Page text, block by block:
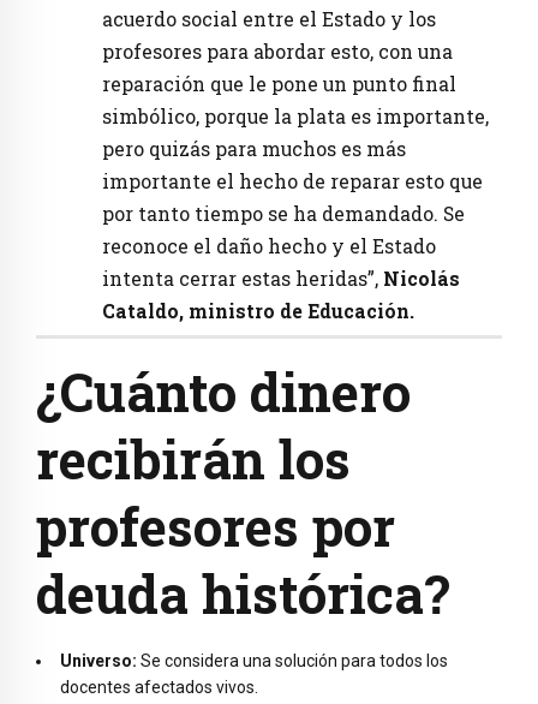
acuerdo social entre el Estado y los
profesores para abordar esto, con una
reparación que le pone un punto final
simbólico, porque la plata es importante,
pero quizás para muchos es más
importante el hecho de reparar esto que
por tanto tiempo se ha demandado. Se
reconoce el daño hecho y el Estado
intenta cerrar estas heridas”, Nicolás
Cataldo, ministro de Educación.
¿Cuánto dinero
recibirán los
profesores por
deuda histórica?
Universo: Se considera una solución para todos los
docentes afectados vivos.